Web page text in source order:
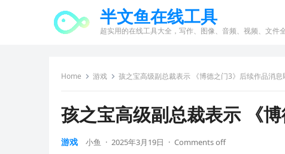
半文鱼在线工具
超实用的在线工具大全，写作、图像、音频、视频、文件
Home 游戏 孩之宝高级副总裁表示 《博德之门3》后续作品消息
孩之宝高级副总裁表示 《
游戏 小鱼 · 2025年3月19日 · Comments off